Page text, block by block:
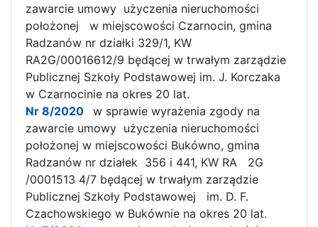
zawarcie umowy użyczenia nieruchomości
położonej w miejscowości Czarnocin, gmina
Radzanów nr działki 329/1, KW
RA2G/00016612/9 będącej w trwałym zarządzie
Publicznej Szkoły Podstawowej im. J. Korczaka
w Czarnocinie na okres 20 lat.
Nr 8/2020
w sprawie wyrażenia zgody na
zawarcie umowy użyczenia nieruchomości
położonej w miejscowości Bukówno, gmina
Radzanów nr działek 356 i 441, KW RA 2G
/0001513 4/7 będącej w trwałym zarządzie
Publicznej Szkoły Podstawowej im. D. F.
Czachowskiego w Bukównie na okres 20 lat.